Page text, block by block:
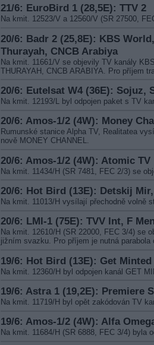
21/6: EuroBird 1 (28,5E): TTV 2
Na kmit. 12523/V a 12560/V (SR 27500,
20/6: Badr 2 (25,8E): KBS
Thurayah, CNCB Arabiya
Na kmit. 11661/V se objevily TV kanály
THURAYAH, CNCB ARABIYA. Pro příjem
20/6: Eutelsat W4 (36E): Sojuz,
Na kmit. 12193/L byl odpojen paket s TV
20/6: Amos-1/2 (4W): Money
Rumunské stanice Alpha TV, Realitatea
nově MONEY CHANNEL.
20/6: Amos-1/2 (4W): Atomic TV
Na kmit. 11434/H (SR 7481, FEC 2/3) se
20/6: Hot Bird (13E): Detskij
Na kmit. 11013/H vysílají přechodně volně
20/6: LMI-1 (75E): TVV Int, F
Na kmit. 12610/H (SR 22000, FEC 3/4) se
jižním svazku. Pro příjem je nutná parabola
19/6: Hot Bird (13E): Get Minted
Na kmit. 12360/H byl odpojen kanál GET
19/6: Astra 1 (19,2E): Premiere
Na kmit. 11719/H byl opět zakódován TV
19/6: Amos-1/2 (4W): Alfa
Na kmit. 11684/H (SR 6888, FEC 3/4) byla